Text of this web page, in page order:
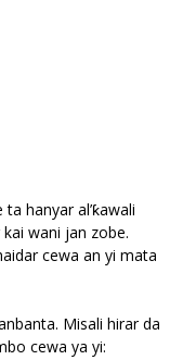
hanyar al’ƙawali
wani jan zobe.
cewa an yi mata
Misali hirar da
cewa ya yi: